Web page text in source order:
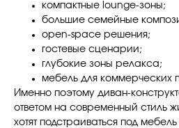
компактные lounge-зоны;
большие семейные
open-space решения;
гостевые сценарии;
глубокие зоны релакса;
мебель для коммерческих
Именно поэтому диван-
ответом на современный стиль
хотят подстраиваться под мебель